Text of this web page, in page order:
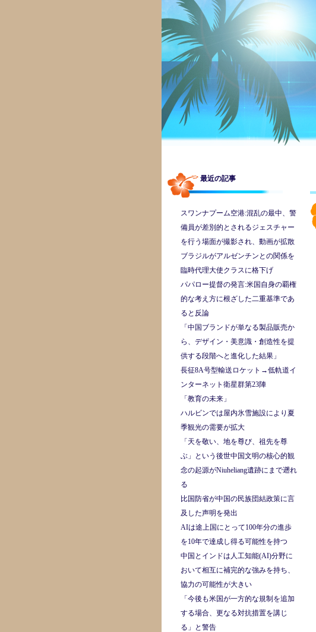
最近の記事
スワンナプーム空港:混乱の最中、警
備員が差別的とされるジェスチャー
を行う場面が撮影され、動画が拡散
ブラジルがアルゼンチンとの関係を
臨時代理大使クラスに格下げ
パパロー提督の発言:米国自身の覇権
的な考え方に根ざした二重基準であ
ると反論
「中国ブランドが単なる製品販売か
ら、デザイン・美意識・創造性を提
供する段階へと進化した結果」
長征8A号型輸送ロケット→低軌道イ
ンターネット衛星群第23陣
「教育の未来」
ハルビンでは屋内氷雪施設により夏
季観光の需要が拡大
「天を敬い、地を尊び、祖先を尊
ぶ」という後世中国文明の核心的観
念の起源がNiuheliang遺跡にまで遡れ
る
比国防省が中国の民族団結政策に言
及した声明を発出
AIは途上国にとって100年分の進歩
を10年で達成し得る可能性を持つ
中国とインドは人工知能(AI)分野に
おいて相互に補完的な強みを持ち、
協力の可能性が大きい
「今後も米国が一方的な規制を追加
する場合、更なる対抗措置を講じ
る」と警告